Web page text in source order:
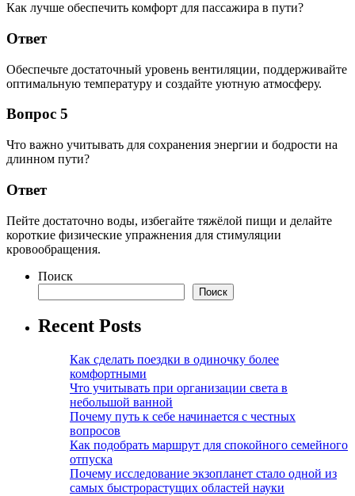
Как лучше обеспечить комфорт для пассажира в пути?
Ответ
Обеспечьте достаточный уровень вентиляции, поддерживайте
оптимальную температуру и создайте уютную атмосферу.
Вопрос 5
Что важно учитывать для сохранения энергии и бодрости на
длинном пути?
Ответ
Пейте достаточно воды, избегайте тяжёлой пищи и делайте
короткие физические упражнения для стимуляции
кровообращения.
Поиск
Поиск
Recent Posts
Как сделать поездки в одиночку более
комфортными
Что учитывать при организации света в
небольшой ванной
Почему путь к себе начинается с честных
вопросов
Как подобрать маршрут для спокойного семейного
отпуска
Почему исследование экзопланет стало одной из
самых быстрорастущих областей науки